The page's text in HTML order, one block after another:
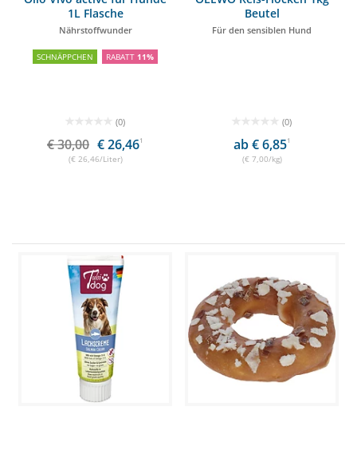
1L Flasche
Nährstoffwunder
SCHNÄPPCHEN RABATT 11%
(0)
€ 30,00 € 26,461
(€ 26,46/Liter)
Beutel
Für den sensiblen Hund
(0)
ab € 6,851
(€ 7,00/kg)